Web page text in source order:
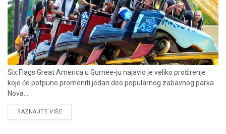
Six Flags Great America u Gurnee-ju najavio je veliko proširenje
koje će potpuno promeniti jedan deo popularnog zabavnog parka.
Nova...
SAZNAJTE VIŠEDETAILS